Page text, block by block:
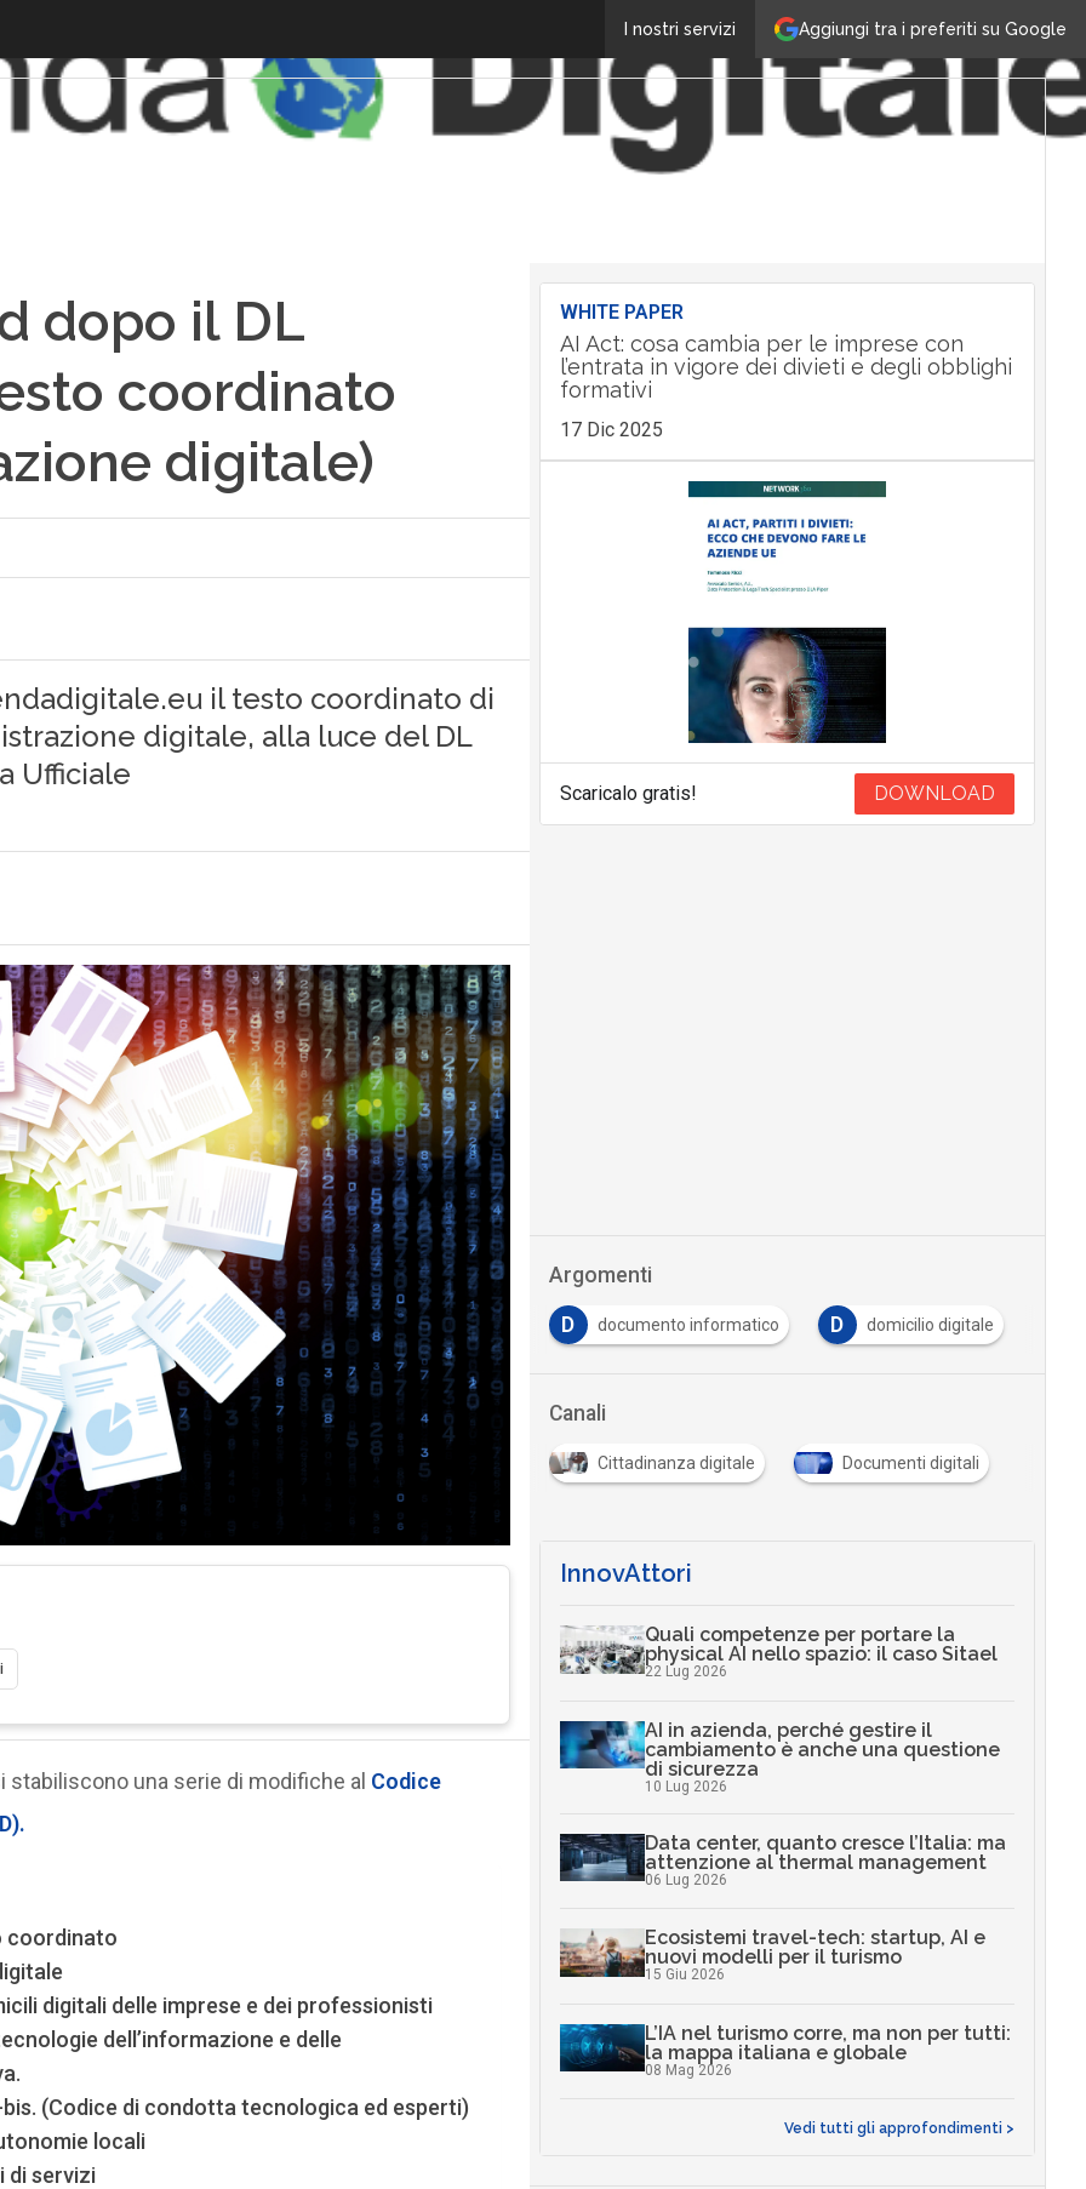
Aggiungi tra i preferiti su Google
I nostri servizi
dopo il DL
coordinato
digitale)
il testo coordinato di
digitale, alla luce del DL
Ufficiale
stabiliscono una serie di modifiche al Codice
coordinato
digitali delle imprese e dei professionisti
dell’informazione e delle
(Codice di condotta tecnologica ed esperti)
locali
di servizi
WHITE PAPER
AI Act: cosa cambia per le imprese con
l’entrata in vigore dei divieti e degli obblighi
formativi
17 Dic 2025
Scaricalo gratis! DOWNLOAD
Argomenti
C conservazione digitale D dati personali D documento informatico D domicilio digitale
Canali
Cittadinanza digitale Documenti digitali
InnovAttori
Quali competenze per portare la
physical AI nello spazio: il caso Sitael
22 Lug 2026
AI in azienda, perché gestire il
cambiamento è anche una questione
di sicurezza
10 Lug 2026
Data center, quanto cresce l’Italia: ma
attenzione al thermal management
06 Lug 2026
Ecosistemi travel-tech: startup, AI e
nuovi modelli per il turismo
15 Giu 2026
L’IA nel turismo corre, ma non per tutti:
la mappa italiana e globale
08 Mag 2026
Vedi tutti gli approfondimenti >